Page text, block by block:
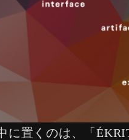
に置くのは、「